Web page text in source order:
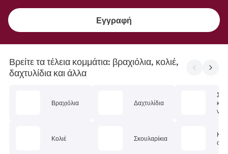
Εγγραφή
Βρείτε τα τέλεια κομμάτια: βραχιόλια, κολιέ,
δαχτυλίδια και άλλα
Βραχιόλια
Κολιέ
Δαχτυλίδια
Σκουλαρίκια
Σετ
ν